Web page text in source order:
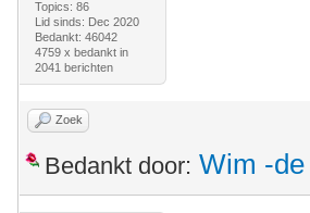
Topics: 86
Lid sinds: Dec 2020
Bedankt: 46042
4759 x bedankt in
2041 berichten
Zoek
Bedankt door: Wim -